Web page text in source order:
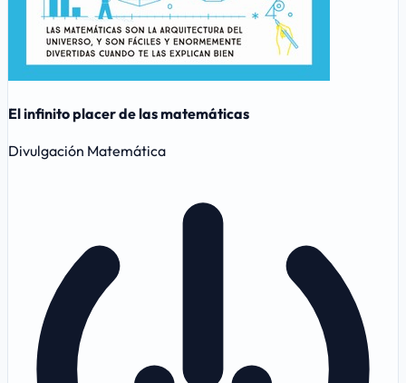
El infinito placer de las matemáticas
Divulgación Matemática